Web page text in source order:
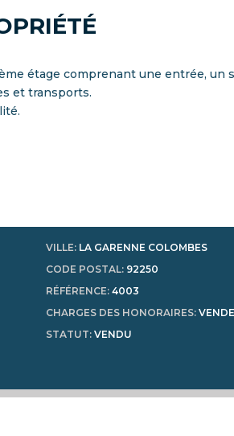
étage comprenant une entrée, un
et transports.
VILLE: LA GARENNE COLOMBES
CODE POSTAL: 92250
RÉFÉRENCE:4003
CHARGES DES HONORAIRES:
STATUT:VENDU